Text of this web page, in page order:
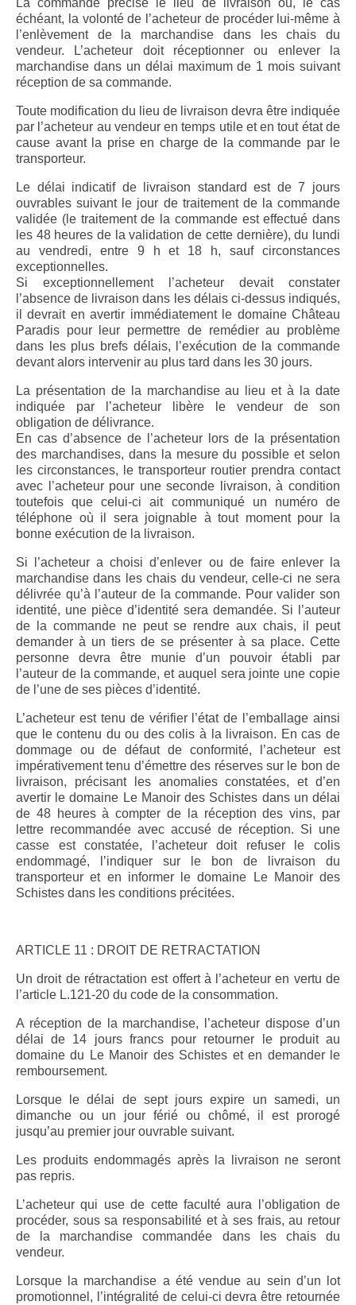
La commande précise le lieu de livraison ou, le cas
échéant, la volonté de l’acheteur de procéder lui-même à
l’enlèvement de la marchandise dans les chais du
vendeur. L’acheteur doit réceptionner ou enlever la
marchandise dans un délai maximum de 1 mois suivant
réception de sa commande.
Toute modification du lieu de livraison devra être indiquée
par l’acheteur au vendeur en temps utile et en tout état de
cause avant la prise en charge de la commande par le
transporteur.
Le délai indicatif de livraison standard est de 7 jours
ouvrables suivant le jour de traitement de la commande
validée (le traitement de la commande est effectué dans
les 48 heures de la validation de cette dernière), du lundi
au vendredi, entre 9 h et 18 h, sauf circonstances
exceptionnelles.
Si exceptionnellement l’acheteur devait constater
l’absence de livraison dans les délais ci-dessus indiqués,
il devrait en avertir immédiatement le domaine Château
Paradis pour leur permettre de remédier au problème
dans les plus brefs délais, l’exécution de la commande
devant alors intervenir au plus tard dans les 30 jours.
La présentation de la marchandise au lieu et à la date
indiquée par l’acheteur libère le vendeur de son
obligation de délivrance.
En cas d’absence de l’acheteur lors de la présentation
des marchandises, dans la mesure du possible et selon
les circonstances, le transporteur routier prendra contact
avec l’acheteur pour une seconde livraison, à condition
toutefois que celui-ci ait communiqué un numéro de
téléphone où il sera joignable à tout moment pour la
bonne exécution de la livraison.
Si l’acheteur a choisi d’enlever ou de faire enlever la
marchandise dans les chais du vendeur, celle-ci ne sera
délivrée qu’à l’auteur de la commande. Pour valider son
identité, une pièce d’identité sera demandée. Si l’auteur
de la commande ne peut se rendre aux chais, il peut
demander à un tiers de se présenter à sa place. Cette
personne devra être munie d’un pouvoir établi par
l’auteur de la commande, et auquel sera jointe une copie
de l’une de ses pièces d’identité.
L’acheteur est tenu de vérifier l’état de l’emballage ainsi
que le contenu du ou des colis à la livraison. En cas de
dommage ou de défaut de conformité, l’acheteur est
impérativement tenu d’émettre des réserves sur le bon de
livraison, précisant les anomalies constatées, et d’en
avertir le domaine Le Manoir des Schistes dans un délai
de 48 heures à compter de la réception des vins, par
lettre recommandée avec accusé de réception. Si une
casse est constatée, l’acheteur doit refuser le colis
endommagé, l’indiquer sur le bon de livraison du
transporteur et en informer le domaine Le Manoir des
Schistes dans les conditions précitées.
ARTICLE 11 : DROIT DE RETRACTATION
Un droit de rétractation est offert à l’acheteur en vertu de
l’article L.121-20 du code de la consommation.
A réception de la marchandise, l’acheteur dispose d’un
délai de 14 jours francs pour retourner le produit au
domaine du Le Manoir des Schistes et en demander le
remboursement.
Lorsque le délai de sept jours expire un samedi, un
dimanche ou un jour férié ou chômé, il est prorogé
jusqu’au premier jour ouvrable suivant.
Les produits endommagés après la livraison ne seront
pas repris.
L’acheteur qui use de cette faculté aura l’obligation de
procéder, sous sa responsabilité et à ses frais, au retour
de la marchandise commandée dans les chais du
vendeur.
Lorsque la marchandise a été vendue au sein d’un lot
promotionnel, l’intégralité de celui-ci devra être retournée